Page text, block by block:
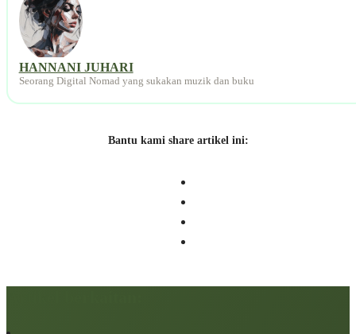
HANNANI JUHARI
Seorang Digital Nomad yang sukakan muzik dan buku
Bantu kami share artikel ini: